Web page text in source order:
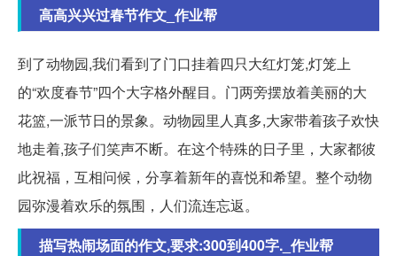
高高兴兴过春节作文_作业帮
到了动物园,我们看到了门口挂着四只大红灯笼,灯笼上
的“欢度春节”四个大字格外醒目。门两旁摆放着美丽的大
花篮,一派节日的景象。动物园里人真多,大家带着孩子欢快
地走着,孩子们笑声不断。在这个特殊的日子里，大家都彼
此祝福，互相问候，分享着新年的喜悦和希望。整个动物
园弥漫着欢乐的氛围，人们流连忘返。
描写热闹场面的作文,要求:300到400字._作业帮